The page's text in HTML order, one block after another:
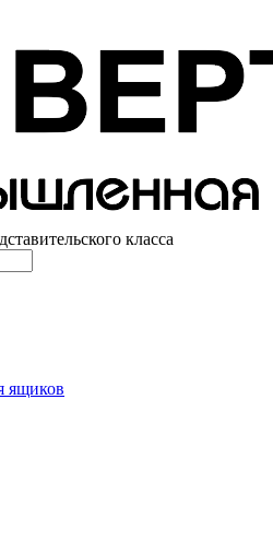
класса
ящиков